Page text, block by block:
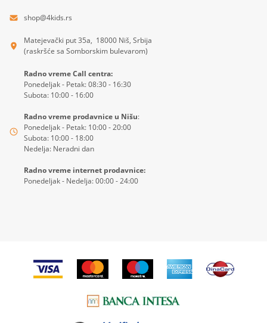
shop@4kids.rs
Matejevački put 35a, 18000 Niš, Srbija
(raskršće sa Somborskim bulevarom)
Radno vreme Call centra:
Ponedeljak - Petak: 08:30 - 16:30
Subota: 10:00 - 16:00
Radno vreme prodavnice u Nišu:
Ponedeljak - Petak: 10:00 - 20:00
Subota: 10:00 - 18:00
Nedelja: Neradni dan
Radno vreme internet prodavnice:
Ponedeljak - Nedelja: 00:00 - 24:00